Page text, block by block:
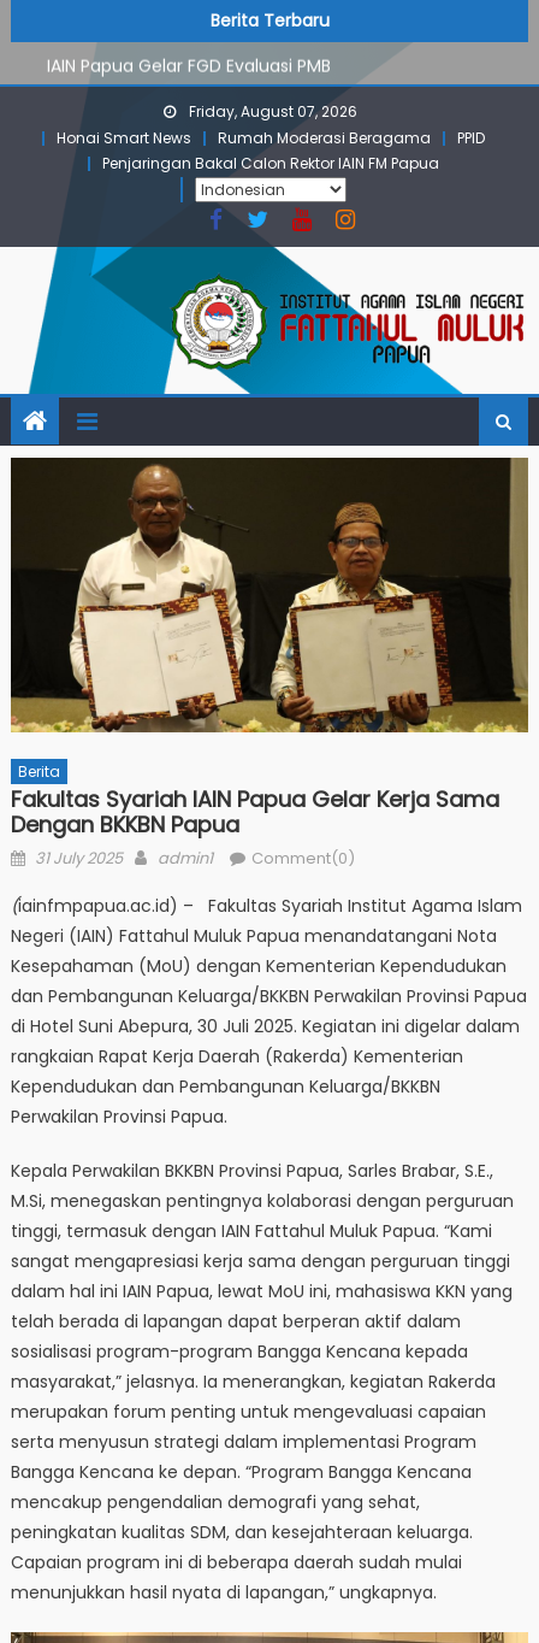
to
content
Berita Terbaru
IAIN Papua Gelar FGD Evaluasi PMB
KKN IAIN Papua: Kelompok Skow Sae Kolaborasi dengan
KKN UGM dan Uncen
Para Mahasiswa PGMI IAIN Papua Tembus Jurnal
Terindeks Google Scholar
Pembekalan KKN: Bangun Komunikasi Aktif dengan
Masyarakat
PMB Jalur Mandiri: Peserta Ujian Dari Lanny Jaya Hingga
Maluku
Friday, August 07, 2026
Honai Smart News
Rumah Moderasi Beragama
PPID
Penjaringan Bakal Calon Rektor IAIN FM Papua
Berita
Fakultas Syariah IAIN Papua Gelar Kerja Sama
Dengan BKKBN Papua
Posted
31 July 2025 Author
admin1 Comment(0)
(iainfmpapua.ac.id) – Fakultas Syariah Institut Agama Islam
Negeri (IAIN) Fattahul Muluk Papua menandatangani Nota
Kesepahaman (MoU) dengan Kementerian Kependudukan
dan Pembangunan Keluarga/BKKBN Perwakilan Provinsi Papua
di Hotel Suni Abepura, 30 Juli 2025. Kegiatan ini digelar dalam
rangkaian Rapat Kerja Daerah (Rakerda) Kementerian
Kependudukan dan Pembangunan Keluarga/BKKBN
Perwakilan Provinsi Papua.
Kepala Perwakilan BKKBN Provinsi Papua, Sarles Brabar, S.E.,
M.Si, menegaskan pentingnya kolaborasi dengan perguruan
tinggi, termasuk dengan IAIN Fattahul Muluk Papua. “Kami
sangat mengapresiasi kerja sama dengan perguruan tinggi
dalam hal ini IAIN Papua, lewat MoU ini, mahasiswa KKN yang
telah berada di lapangan dapat berperan aktif dalam
sosialisasi program-program Bangga Kencana kepada
masyarakat,” jelasnya. Ia menerangkan, kegiatan Rakerda
merupakan forum penting untuk mengevaluasi capaian
serta menyusun strategi dalam implementasi Program
Bangga Kencana ke depan. “Program Bangga Kencana
mencakup pengendalian demografi yang sehat,
peningkatan kualitas SDM, dan kesejahteraan keluarga.
Capaian program ini di beberapa daerah sudah mulai
menunjukkan hasil nyata di lapangan,” ungkapnya.